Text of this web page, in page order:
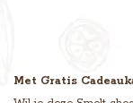
Met Gratis